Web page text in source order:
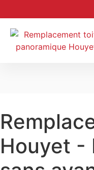
Houyet -